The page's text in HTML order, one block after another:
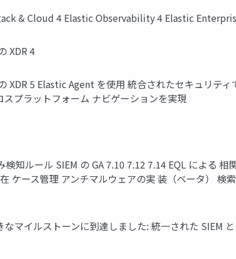
& Cloud 4 Elastic Observability 4 Elastic
XDR 4
5 Elastic Agent を使⽤ 統合されたセキュリテ
プラットフォーム ナビゲーションを実現
知ルール SIEM の GA 7.10 7.12 7.14 EQL による 相
ケース管理 アンチマルウェアの実 装（ベータ） 検
マイルストーンに到達しました: 統⼀された SIEM